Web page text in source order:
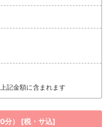
記金額に含まれます
分） [税・サ込]